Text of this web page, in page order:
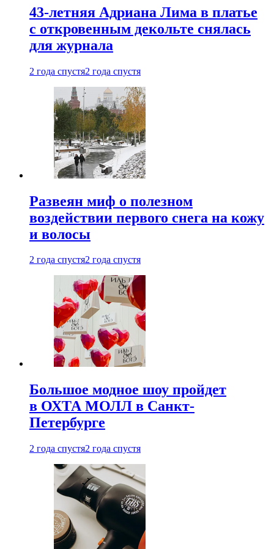
43-летняя Адриана Лима в платье
с откровенным декольте снялась
для журнала
2 года спустя2 года спустя
Развеян миф о полезном
воздействии первого снега на кожу
и волосы
2 года спустя2 года спустя
Большое модное шоу пройдет
в ОХТА МОЛЛ в Санкт-
Петербурге
2 года спустя2 года спустя